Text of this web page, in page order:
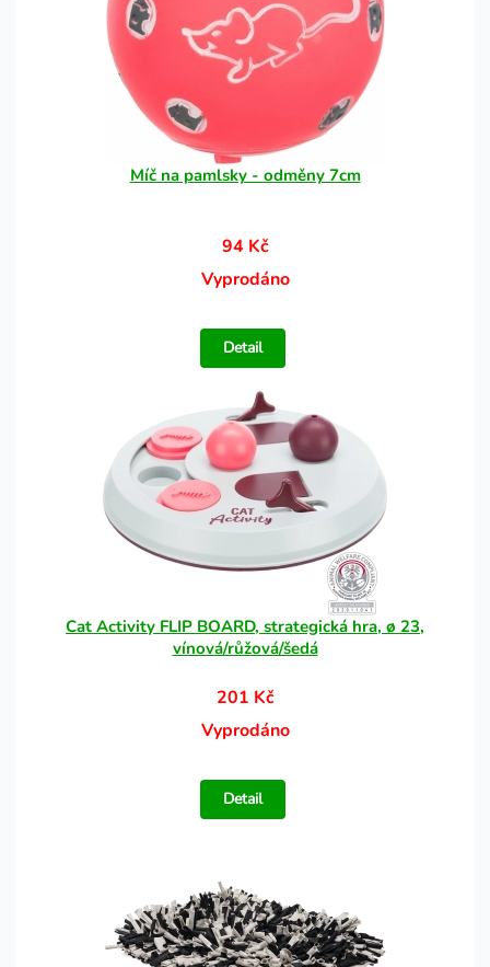
Míč na pamlsky - odměny 7cm
94 Kč
Vyprodáno
Detail
Cat Activity FLIP BOARD, strategická hra, ø 23,
vínová/růžová/šedá
201 Kč
Vyprodáno
Detail